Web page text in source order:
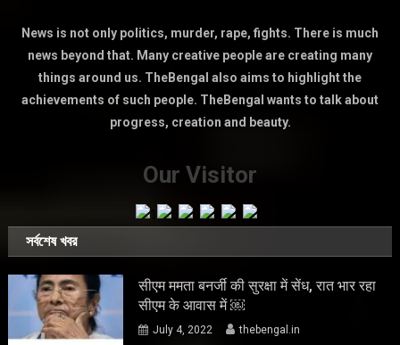
News is not only politics, murder, rape, fights. There is much
news beyond that. Many creative people are creating many
things around us. TheBengal also aims to highlight the
achievements of such people. TheBengal wants to talk about
progress, creation and beauty.
Our Visitor
সর্বশেষ খবর
सीएम ममता बनर्जी की सुरक्षा में सेंध, रात भार रहा
सीएम के आवास में ￼
July 4, 2022 thebengal.in